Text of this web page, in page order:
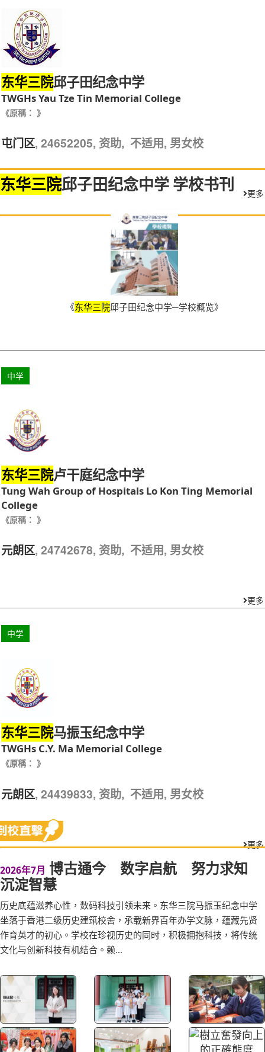
东华三院邱子田纪念中学
TWGHs Yau Tze Tin Memorial College
《原稱： 》
屯门区, 24652205, 资助, 不适用, 男女校
更多
东华三院邱子田纪念中学 学校书刊
《东华三院邱子田纪念中学─学校概览》
中学
东华三院卢干庭纪念中学
Tung Wah Group of Hospitals Lo Kon Ting Memorial
College
《原稱： 》
元朗区, 24742678, 资助, 不适用, 男女校
更多
中学
东华三院马振玉纪念中学
TWGHs C.Y. Ma Memorial College
《原稱： 》
元朗区, 24439833, 资助, 不适用, 男女校
更多
2026年7月 博古通今 数字启航 努力求知
沉淀智慧
历史底蕴滋养心性，数码科技引领未来。东华三院马振玉纪念中学
坐落于香港二级历史建筑校舍，承载新界百年办学文脉，蕴藏先贤
作育英才的初心。学校在珍视历史的同时，积极拥抱科技，将传统
文化与创新科技有机结合。赖...